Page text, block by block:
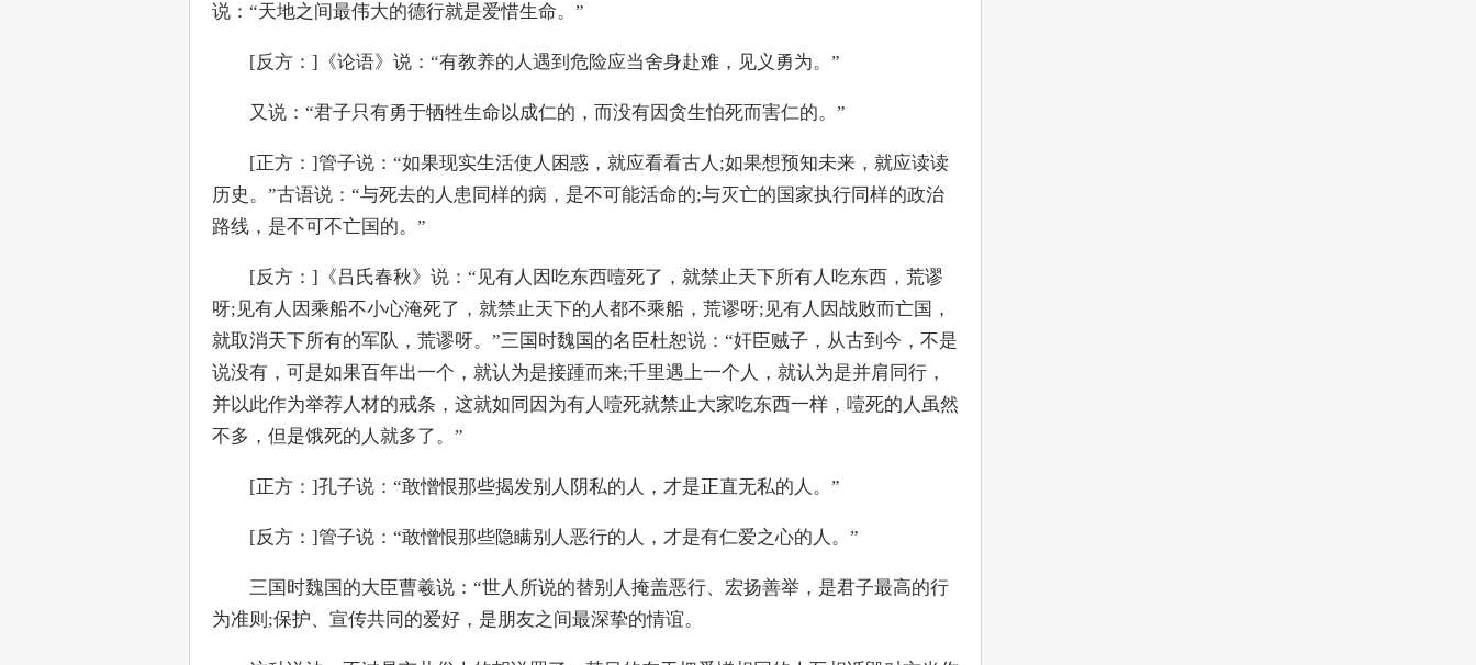
说：“天地之间最伟大的德行就是爱惜生命。”
[反方：]《论语》说：“有教养的人遇到危险应当舍身赴难，见义勇为。”
又说：“君子只有勇于牺牲生命以成仁的，而没有因贪生怕死而害仁的。”
[正方：]管子说：“如果现实生活使人困惑，就应看看古人;如果想预知未来，就应读读
历史。”古语说：“与死去的人患同样的病，是不可能活命的;与灭亡的国家执行同样的政治
路线，是不可不亡国的。”
[反方：]《吕氏春秋》说：“见有人因吃东西噎死了，就禁止天下所有人吃东西，荒谬
呀;见有人因乘船不小心淹死了，就禁止天下的人都不乘船，荒谬呀;见有人因战败而亡国，
就取消天下所有的军队，荒谬呀。”三国时魏国的名臣杜恕说：“奸臣贼子，从古到今，不是
说没有，可是如果百年出一个，就认为是接踵而来;千里遇上一个人，就认为是并肩同行，
并以此作为举荐人材的戒条，这就如同因为有人噎死就禁止大家吃东西一样，噎死的人虽然
不多，但是饿死的人就多了。”
[正方：]孔子说：“敢憎恨那些揭发别人阴私的人，才是正直无私的人。”
[反方：]管子说：“敢憎恨那些隐瞒别人恶行的人，才是有仁爱之心的人。”
三国时魏国的大臣曹羲说：“世人所说的替别人掩盖恶行、宏扬善举，是君子最高的行
为准则;保护、宣传共同的爱好，是朋友之间最深挚的情谊。